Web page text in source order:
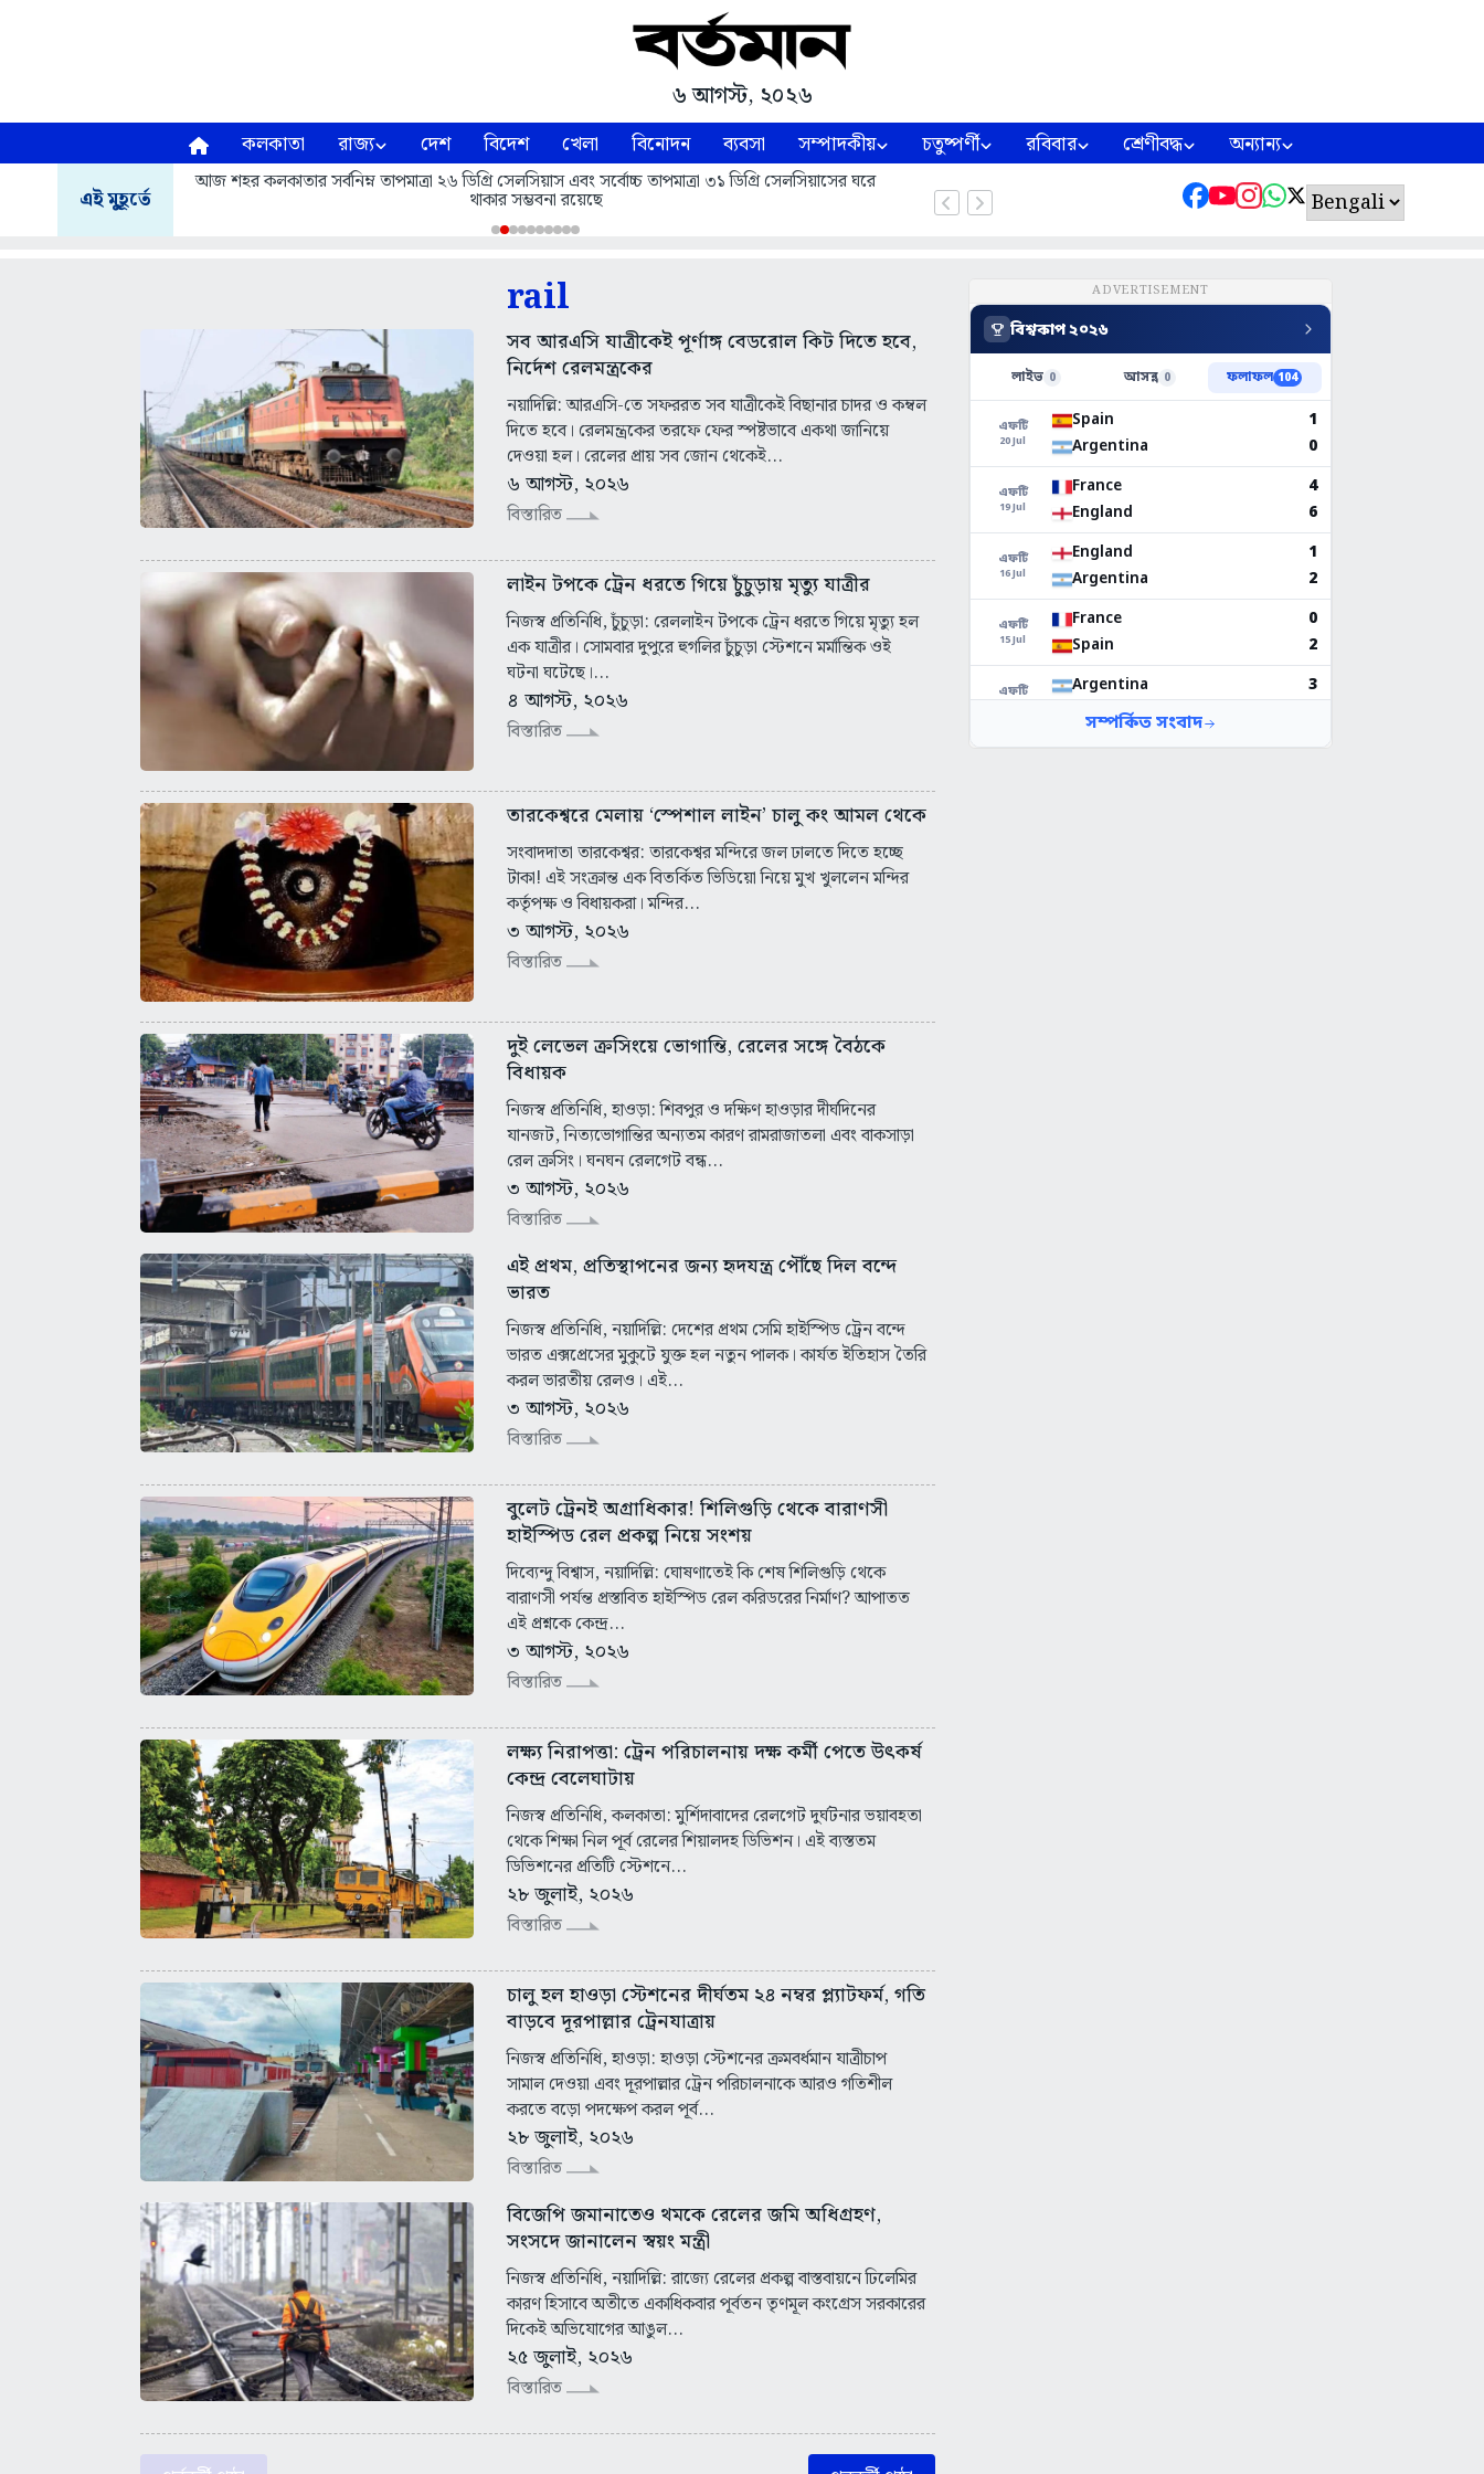
৬ আগস্ট, ২০২৬
কলকাতা রাজ্য দেশ বিদেশ খেলা বিনোদন ব্যবসা সম্পাদকীয় চতুষ্পর্ণী রবিবার শ্রেণীবদ্ধ অন্যান্য
এই মুহূর্তে
আজ শহর কলকাতার সর্বনিম্ন তাপমাত্রা ২৬ ডিগ্রি সেলসিয়াস এবং সর্বোচ্চ তাপমাত্রা ৩১ ডিগ্রি সেলসিয়াসের ঘরে
থাকার সম্ভবনা রয়েছে
rail
সব আরএসি যাত্রীকেই পূর্ণাঙ্গ বেডরোল কিট দিতে হবে,
নির্দেশ রেলমন্ত্রকের
নয়াদিল্লি: আরএসি-তে সফররত সব যাত্রীকেই বিছানার চাদর ও কম্বল
দিতে হবে। রেলমন্ত্রকের তরফে ফের স্পষ্টভাবে একথা জানিয়ে
দেওয়া হল। রেলের প্রায় সব জোন থেকেই...
৬ আগস্ট, ২০২৬
বিস্তারিত
লা‌ইন টপকে ট্রেন ধরতে গিয়ে চুঁচুড়ায় মৃত্যু যাত্রীর
নিজস্ব প্রতিনিধি, চুঁচুড়া: রেললাইন টপকে ট্রেন ধরতে গিয়ে মৃত্যু হল
এক যাত্রীর। সোমবার দুপুরে হুগলির চুঁচুড়া স্টেশনে মর্মান্তিক ওই
ঘটনা ঘটেছে।...
৪ আগস্ট, ২০২৬
বিস্তারিত
তারকেশ্বরে মেলায় ‘স্পেশাল লাইন’ চালু কং আমল থেকে
সংবাদদাতা তারকেশ্বর: তারকেশ্বর মন্দিরে জল ঢালতে দিতে হচ্ছে
টাকা! এই সংক্রান্ত এক বিতর্কিত ভিডিয়ো নিয়ে মুখ খুললেন মন্দির
কর্তৃপক্ষ ও বিধায়করা। মন্দির...
৩ আগস্ট, ২০২৬
বিস্তারিত
দুই লেভেল ক্রসিংয়ে ভোগান্তি, রেলের সঙ্গে বৈঠকে
বিধায়ক
নিজস্ব প্রতিনিধি, হাওড়া: শিবপুর ও দক্ষিণ হাওড়ার দীর্ঘদিনের
যানজট, নিত্যভোগান্তির অন্যতম কারণ রামরাজাতলা এবং বাকসাড়া
রেল ক্রসিং। ঘনঘন রেলগেট বন্ধ...
৩ আগস্ট, ২০২৬
বিস্তারিত
এই প্রথম, প্রতিস্থাপনের জন্য হৃদযন্ত্র পৌঁছে দিল বন্দে
ভারত
নিজস্ব প্রতিনিধি, নয়াদিল্লি: দেশের প্রথম সেমি হাইস্পিড ট্রেন বন্দে
ভারত এক্সপ্রেসের মুকুটে যুক্ত হল নতুন পালক। কার্যত ইতিহাস তৈরি
করল ভারতীয় রেলও। এই...
৩ আগস্ট, ২০২৬
বিস্তারিত
বুলেট ট্রেনই অগ্রাধিকার! শিলিগুড়ি থেকে বারাণসী
হাইস্পিড রেল প্রকল্প নিয়ে সংশয়
দিব্যেন্দু বিশ্বাস, নয়াদিল্লি: ঘোষণাতেই কি শেষ শিলিগুড়ি থেকে
বারাণসী পর্যন্ত প্রস্তাবিত হাইস্পিড রেল করিডরের নির্মাণ? আপাতত
এই প্রশ্নকে কেন্দ্র...
৩ আগস্ট, ২০২৬
বিস্তারিত
লক্ষ্য নিরাপত্তা: ট্রেন পরিচালনায় দক্ষ কর্মী পেতে উৎকর্ষ
কেন্দ্র বেলেঘাটায়
নিজস্ব প্রতিনিধি, কলকাতা: মুর্শিদাবাদের রেলগেট দুর্ঘটনার ভয়াবহতা
থেকে শিক্ষা নিল পূর্ব রেলের শিয়ালদহ ডিভিশন। এই ব্যস্ততম
ডিভিশনের প্রতিটি স্টেশনে...
২৮ জুলাই, ২০২৬
বিস্তারিত
চালু হল হাওড়া স্টেশনের দীর্ঘতম ২৪ নম্বর প্ল্যাটফর্ম, গতি
বাড়বে দূরপাল্লার ট্রেনযাত্রায়
নিজস্ব প্রতিনিধি, হাওড়া: হাওড়া স্টেশনের ক্রমবর্ধমান যাত্রীচাপ
সামাল দেওয়া এবং দূরপাল্লার ট্রেন পরিচালনাকে আরও গতিশীল
করতে বড়ো পদক্ষেপ করল পূর্ব...
২৮ জুলাই, ২০২৬
বিস্তারিত
বিজেপি জমানাতেও থমকে রেলের জমি অধিগ্রহণ,
সংসদে জানালেন স্বয়ং মন্ত্রী
নিজস্ব প্রতিনিধি, নয়াদিল্লি: রাজ্যে রেলের প্রকল্প বাস্তবায়নে ঢিলেমির
কারণ হিসাবে অতীতে একাধিকবার পূর্বতন তৃণমূল কংগ্রেস সরকারের
দিকেই অভিযোগের আঙুল...
২৫ জুলাই, ২০২৬
বিস্তারিত
ADVERTISEMENT